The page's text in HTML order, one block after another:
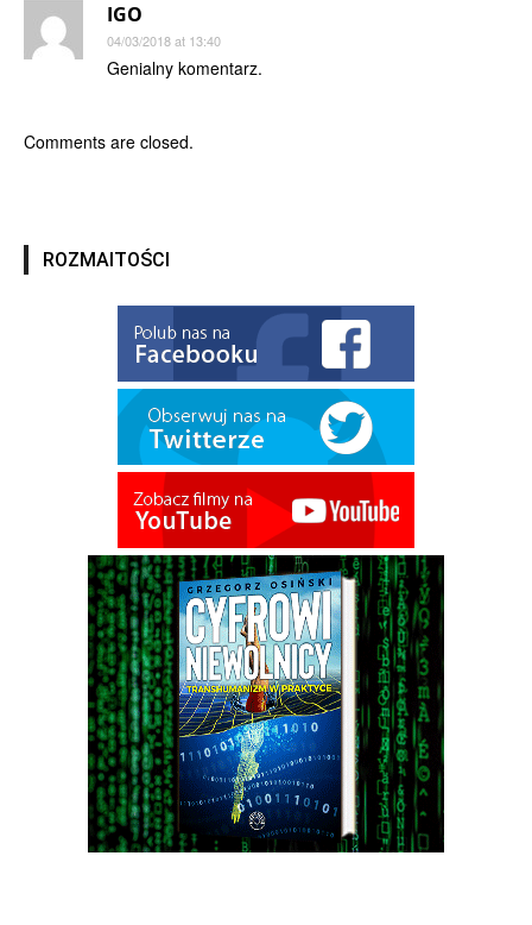
IGO
04/03/2018 at 13:40
Genialny komentarz.
Comments are closed.
ROZMAITOŚCI